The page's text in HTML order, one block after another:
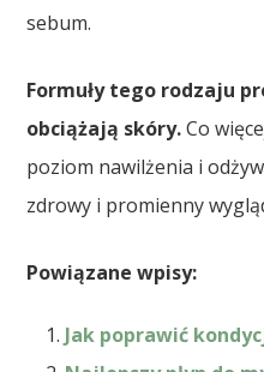
sebum.
Formuły tego rodzaju
obciążają skóry.Co
poziom nawilżenia i
zdrowy i promienny
Powiązane wpisy:
Jak poprawić